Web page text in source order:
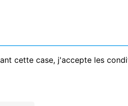
cette case, j'accepte les